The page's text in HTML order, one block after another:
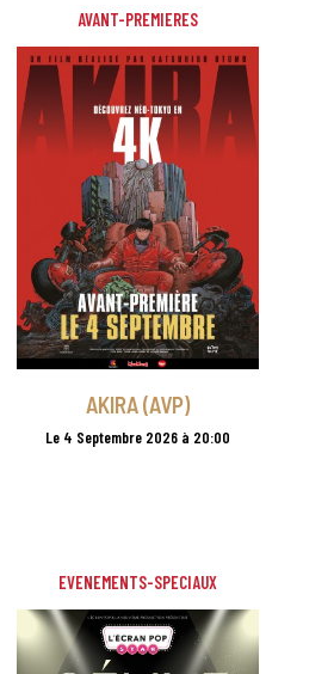
AVANT-PREMIERES
AKIRA (AVP)
Le 4 Septembre 2026 à 20:00
EVENEMENTS-SPECIAUX